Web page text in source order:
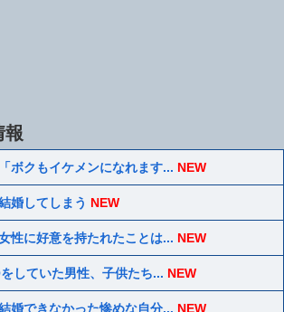
報
ボクもイケメンになれます... NEW
婚してしまう NEW
性に好意を持たれたことは... NEW
していた男性、子供たち... NEW
婚できなかった惨めな自分... NEW